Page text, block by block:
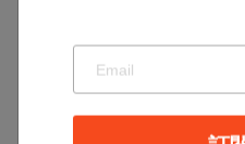
🇨🇳 CNY
🕒 2:12:38 PM